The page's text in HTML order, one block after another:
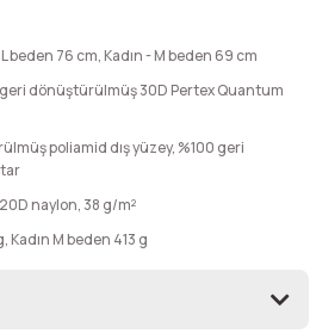
beden 76 cm, Kadın - M beden 69 cm
geri dönüştürülmüş 30D Pertex Quantum
poliamid dış yüzey, %100 geri
naylon, 38 g/m²
Kadın M beden 413 g